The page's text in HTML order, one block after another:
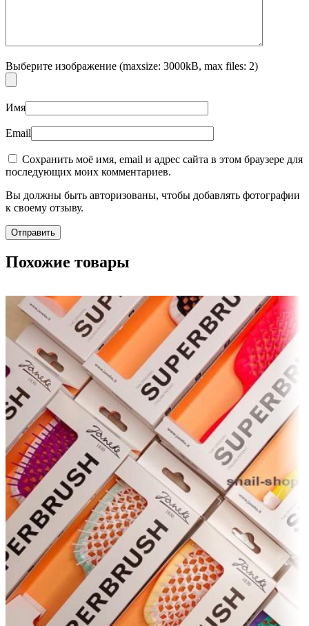
Выберите изображение (maxsize: 3000kB, max files: 2)
Имя
Email
Сохранить моё имя, email и адрес сайта в этом браузере для
последующих моих комментариев.
Вы должны быть авторизованы, чтобы добавлять фотографии
к своему отзыву.
Похожие товары